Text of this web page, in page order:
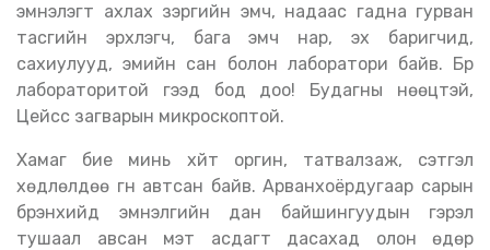
эмнэлэгт ахлах зэргийн эмч, надаас гадна гурван
тасгийн эрхлэгч, бага эмч нар, эх баригчид,
сахиулууд, эмийн сан болон лаборатори байв. Бүр
лабораторитой гээд бод доо! Будагны нөөцтэй,
Цейсс загварын микроскоптой.
Хамаг бие минь хүйт оргин, татвалзаж, сэтгэл
хөдлөлдөө гүн автсан байв. Арванхоёрдугаар сарын
бүрэнхийд эмнэлгийн дан байшингуудын гэрэл
тушаал авсан мэт асдагт дасахад олон өдөр